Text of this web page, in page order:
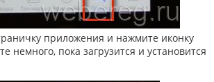
приложения и нажмите иконку
немного, пока загрузится и установится